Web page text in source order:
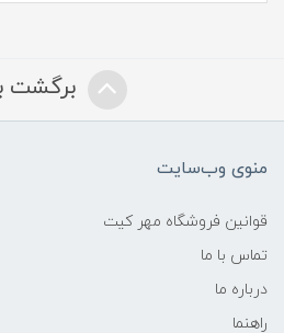
برگشت
منوی وب‌سایت
قوانین فروشگاه مهر کیت
تماس با ما
درباره ما
راهنما